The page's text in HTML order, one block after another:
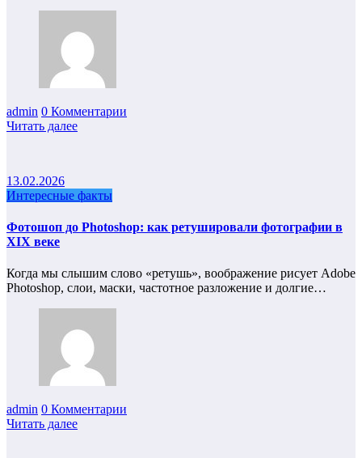
admin 0 Комментарии
Читать далее
13.02.2026
Интересные факты
Фотошоп до Photoshop: как ретушировали фотографии в
XIX веке
Когда мы слышим слово «ретушь», воображение рисует Adobe
Photoshop, слои, маски, частотное разложение и долгие…
admin 0 Комментарии
Читать далее